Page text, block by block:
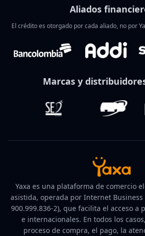
Aliados
El crédito es otorgado por cada aliado, no por
Marcas y
Yaxa es una plataforma de comercio
asistida, operada por Internet Business
900.999.836-2), que facilita el acceso a
e internacionales. En todos los
proceso de compra, el pago, la